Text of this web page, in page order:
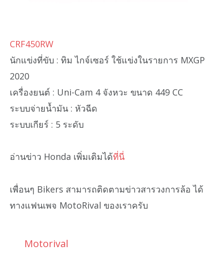
CRF450RW
นักแข่งที่ขับ : ทิม ไกจ์เซอร์ ใช้แข่งในรายการ MXGP
2020
เครื่องยนต์ : Uni-Cam 4 จังหวะ ขนาด 449 CC
ระบบจ่ายน้ำมัน : หัวฉีด
ระบบเกียร์ : 5 ระดับ
อ่านข่าว Honda เพิ่มเติมได้ที่นี่
เพื่อนๆ Bikers สามารถติดตามข่าวสารวงการล้อ ได้
ทางแฟนเพจ MotoRival ของเราครับ
Motorival